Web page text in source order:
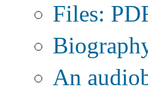
Files:
An